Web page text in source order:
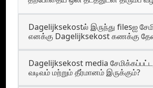
Dagelijksekostல் இருந்து filesஐ
எனக்கு Dagelijksekost கணக்கு
Dagelijksekost media
வடிவம் மற்றும் தீர்மானம் இருக்கும்?